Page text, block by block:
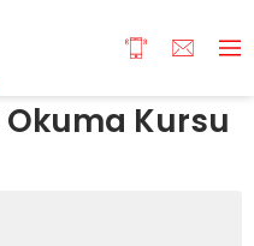
Okuma Kursu